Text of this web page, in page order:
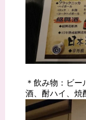
＊飲み物：ビ
酒、酎ハイ、焼